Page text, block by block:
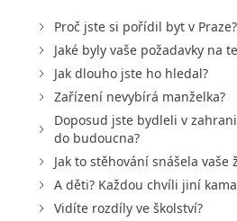
Proč jste si pořídil byt v Praze?
Jaké byly vaše požadavky na
Jak dlouho jste ho hledal?
Zařízení nevybírá manželka?
Doposud jste bydleli v
do budoucna?
Jak to stěhování snášela vaše
A děti? Každou chvíli jiní
Vidíte rozdíly ve školství?